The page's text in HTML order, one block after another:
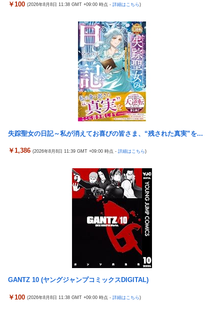
【画像】小島はな🌸さん、虫が寄ってきて囲まれてしまう！
かったと思っていた」
海外「日本はさすが過ぎるｗ」 日本は野生動物の喧嘩さえ可愛く
なってしまうと世界が騒然
ガキ「世界を救います」←飽きた。おっさんにしろ
野田昇吾、初の準優進出目前も「一回希望」で賞典除外
【画像】セクシー女優・涼森れむ、パンティ脱ぎかけのナマ乳が
【医師解説】飲酒後の「締めのラーメン欲」の原因は？ 脳の錯覚
と真実
国生さゆり、『おニャン子クラブ』時代のライバル関係語る サ
堀大輔「にこにこ」筋トレ中 コメント「寝たほうが良い」堀大
輔「！！」筋トレ器具を破壊
『ソニーが嫌い』←まあわかる『ソニー信者が嫌い』←まあわか
る『任天堂信者が嫌い』←まあわかる
彼女を身体と顔で選んだ結果...
￥100 (2026年8月8日 11:38 GMT +09:00 時点 - 詳細はこちら)
失踪聖女の日記～私が消えてお喜びの皆さま、“残された真実”を...
￥1,386 (2026年8月8日 11:39 GMT +09:00 時点 - 詳細はこちら)
GANTZ 10 (ヤングジャンプコミックスDIGITAL)
￥100 (2026年8月8日 11:38 GMT +09:00 時点 - 詳細はこちら)